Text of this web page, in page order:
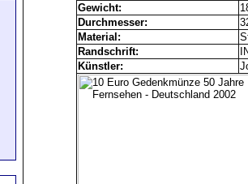
Gewicht:
Durchmesser:
Material:
Randschrift:
Künstler: